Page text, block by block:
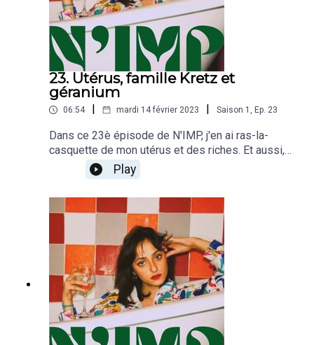
23. Utérus, famille Kretz et
géranium
06:54 mardi 14 février 2023 Saison 1 , Ep. 23
Dans ce 23è épisode de N'IMP, j'en ai ras-la-
casquette de mon utérus et des riches. Et aussi,
je flippe d'avoir acheté une maison dans le
Perche alors que je n'ai même pas le permis.
Play